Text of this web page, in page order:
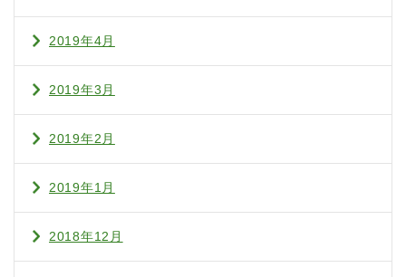
2019年4月
2019年3月
2019年2月
2019年1月
2018年12月